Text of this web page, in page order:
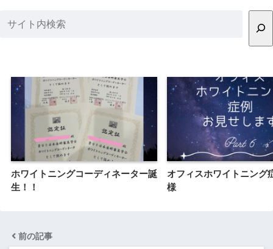
ホワイトニングコーディネーター誕
生！！
オフィスホワイトニン
様
前の記事